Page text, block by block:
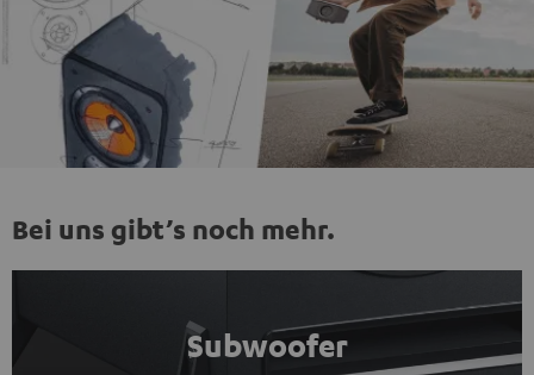
Bei uns gibt’s noch mehr.
Subwoofer